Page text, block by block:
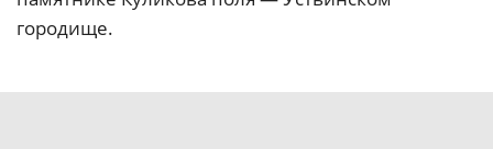
городище.